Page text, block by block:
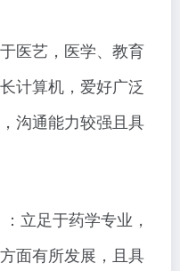
医艺，医学、教育
计算机，爱好广泛
沟通能力较强且具
立足于药学专业，
面有所发展，且具